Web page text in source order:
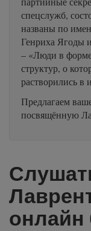
спецслужб,
названы по
Генриха Ягоды
– «Люди в
структур, о
растворились в
Предлагаем
посвящённую
онлайн